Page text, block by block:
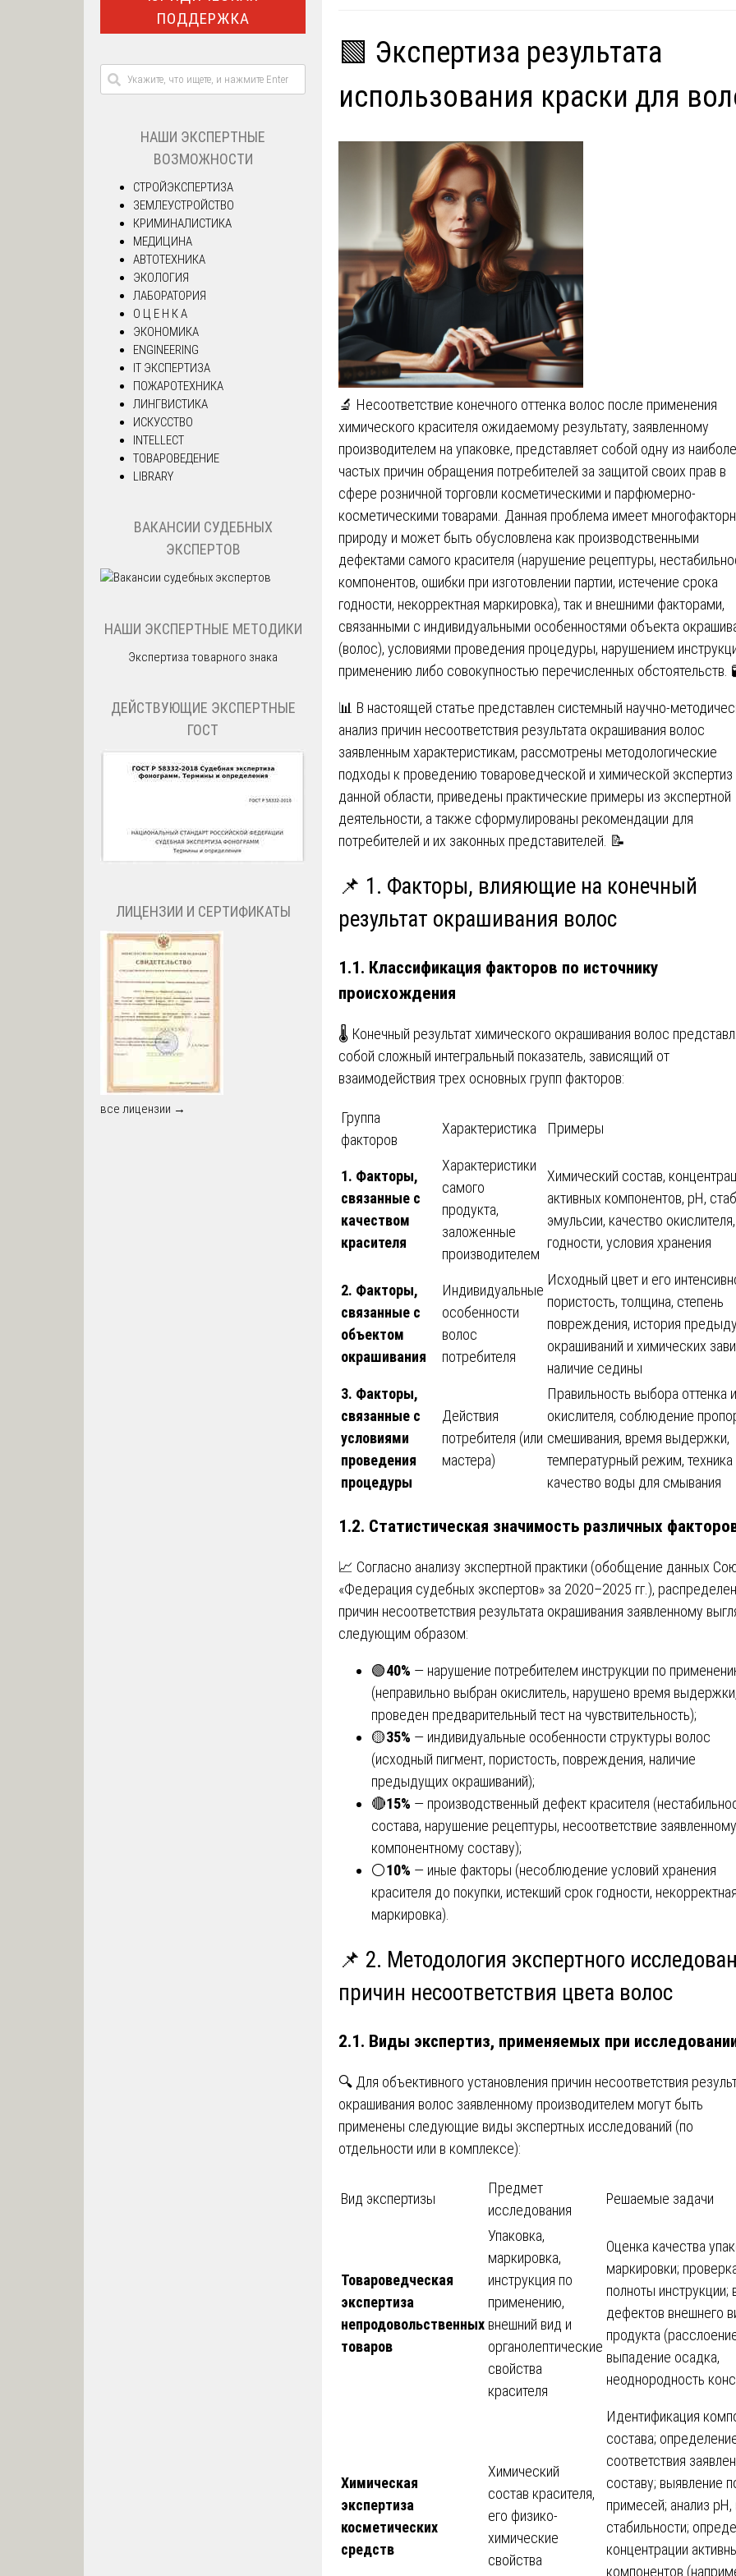
🟩 Экспертиза результата
использования краски для
🔬 Несоответствие конечного оттенка волос после применения
химического красителя ожидаемому результату, заявленному
производителем на упаковке, представляет собой одну из
частых причин обращения потребителей за защитой своих прав в
сфере розничной торговли косметическими и парфюмерно-
косметическими товарами. Данная проблема имеет
природу и может быть обусловлена как производственными
дефектами самого красителя (нарушение рецептуры,
компонентов, ошибки при изготовлении партии, истечение срока
годности, некорректная маркировка), так и внешними факторами,
связанными с индивидуальными особенностями объекта
(волос), условиями проведения процедуры, нарушением
применению либо совокупностью перечисленных обстоятельств.
📊 В настоящей статье представлен системный научно-
анализ причин несоответствия результата окрашивания волос
заявленным характеристикам, рассмотрены методологические
подходы к проведению товароведческой и химической экспертиз
данной области, приведены практические примеры из экспертной
деятельности, а также сформулированы рекомендации для
потребителей и их законных представителей. 📝
📌 1. Факторы, влияющие на конечный
результат окрашивания волос
1.1. Классификация факторов по источнику
происхождения
🌡️ Конечный результат химического окрашивания волос
собой сложный интегральный показатель, зависящий от
взаимодействия трех основных групп факторов:
Группа
факторов
Характеристика Примеры
1. Факторы,
связанные с
качеством
красителя
Характеристики
самого
продукта,
заложенные
производителем
Химический состав,
активных компонентов, pH,
эмульсии, качество
годности, условия хранения
2. Факторы,
связанные с
объектом
окрашивания
Индивидуальные
особенности
волос
потребителя
Исходный цвет и его
пористость, толщина, степень
повреждения, история
окрашиваний и химических
наличие седины
3. Факторы,
связанные с
условиями
проведения
процедуры
Действия
потребителя (или
мастера)
Правильность выбора оттенка и
окислителя, соблюдение
смешивания, время выдержки,
температурный режим, техника
качество воды для смывания
1.2. Статистическая значимость различных
📈 Согласно анализу экспертной практики (обобщение данных
«Федерация судебных экспертов» за 2020–2025 гг.),
причин несоответствия результата окрашивания заявленному
следующим образом:
🟢40% — нарушение потребителем инструкции по
(неправильно выбран окислитель, нарушено время
проведен предварительный тест на чувствительность);
🟡35% — индивидуальные особенности структуры волос
(исходный пигмент, пористость, повреждения, наличие
предыдущих окрашиваний);
🔴15% — производственный дефект красителя
состава, нарушение рецептуры, несоответствие заявленному
компонентному составу);
⚪10% — иные факторы (несоблюдение условий хранения
красителя до покупки, истекший срок годности, некорректная
маркировка).
📌 2. Методология экспертного
причин несоответствия цвета волос
2.1. Виды экспертиз, применяемых при
🔍 Для объективного установления причин несоответствия
окрашивания волос заявленному производителем могут быть
применены следующие виды экспертных исследований (по
отдельности или в комплексе):
Вид экспертизы
Предмет
исследования
Решаемые задачи
Товароведческая
экспертиза
непродовольственных
товаров
Упаковка,
маркировка,
инструкция по
применению,
внешний вид и
органолептические
свойства
красителя
Оценка качества
маркировки;
полноты инструкции;
дефектов внешнего
продукта
выпадение осадка,
неоднородность
Химическая
экспертиза
косметических
средств
Химический
состав красителя,
его физико-
химические
свойства
Идентификация
состава;
соответствия
составу; выявление
примесей; анализ pH,
стабильности;
концентрации
компонентов
ПОДДЕРЖКА
НАШИ ЭКСПЕРТНЫЕ
ВОЗМОЖНОСТИ
СТРОЙЭКСПЕРТИЗА
ЗЕМЛЕУСТРОЙСТВО
КРИМИНАЛИСТИКА
МЕДИЦИНА
АВТОТЕХНИКА
ЭКОЛОГИЯ
ЛАБОРАТОРИЯ
О Ц Е Н К А
ЭКОНОМИКА
ENGINEERING
IT ЭКСПЕРТИЗА
ПОЖАРОТЕХНИКА
ЛИНГВИСТИКА
ИСКУССТВО
INTELLECT
ТОВАРОВЕДЕНИЕ
LIBRARY
ВАКАНСИИ СУДЕБНЫХ
ЭКСПЕРТОВ
НАШИ ЭКСПЕРТНЫЕ МЕТОДИКИ
Экспертиза товарного знака
ДЕЙСТВУЮЩИЕ ЭКСПЕРТНЫЕ
ГОСТ
ЛИЦЕНЗИИ И СЕРТИФИКАТЫ
все лицензии →